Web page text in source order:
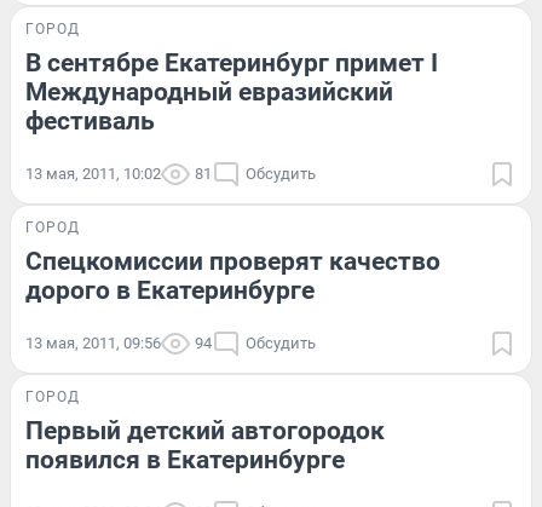
ГОРОД
В сентябре Екатеринбург примет I
Международный евразийский
фестиваль
13 мая, 2011, 10:02 81 Обсудить
ГОРОД
Спецкомиссии проверят качество
дорого в Екатеринбурге
13 мая, 2011, 09:56 94 Обсудить
ГОРОД
Первый детский автогородок
появился в Екатеринбурге